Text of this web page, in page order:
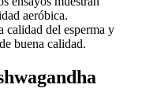
aeróbica.
calidad del esperma y
buena calidad.